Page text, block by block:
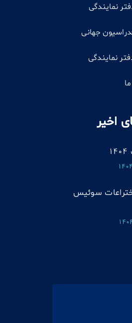
نمایندگی
جهانی
نمایندگی
اخیر
سوئيس